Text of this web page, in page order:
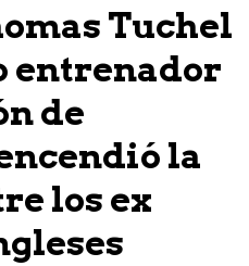
Tuchel
entrenador
de
la
los ex